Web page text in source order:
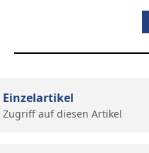
Einzelartikel
Zugriff auf diesen Artikel